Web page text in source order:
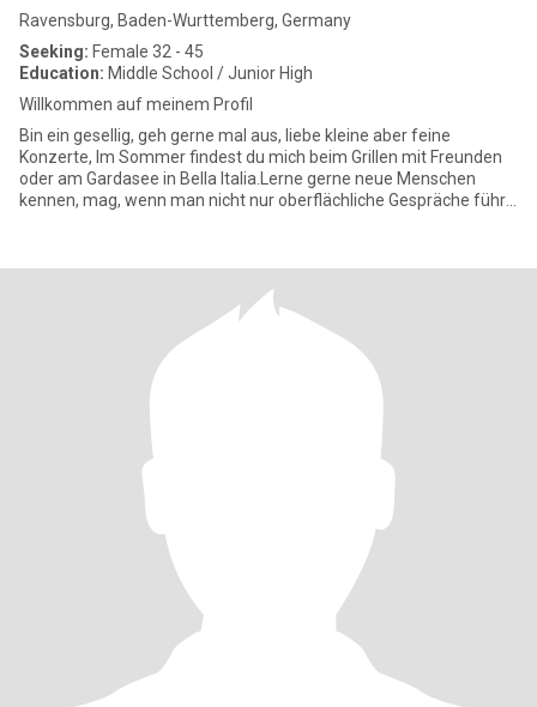
Ravensburg, Baden-Wurttemberg, Germany
Seeking: Female 32 - 45
Education: Middle School / Junior High
Willkommen auf meinem Profil
Bin ein gesellig, geh gerne mal aus, liebe kleine aber feine
Konzerte, Im Sommer findest du mich beim Grillen mit Freunden
oder am Gardasee in Bella Italia.Lerne gerne neue Menschen
kennen, mag, wenn man nicht nur oberflächliche Gespräche führt,